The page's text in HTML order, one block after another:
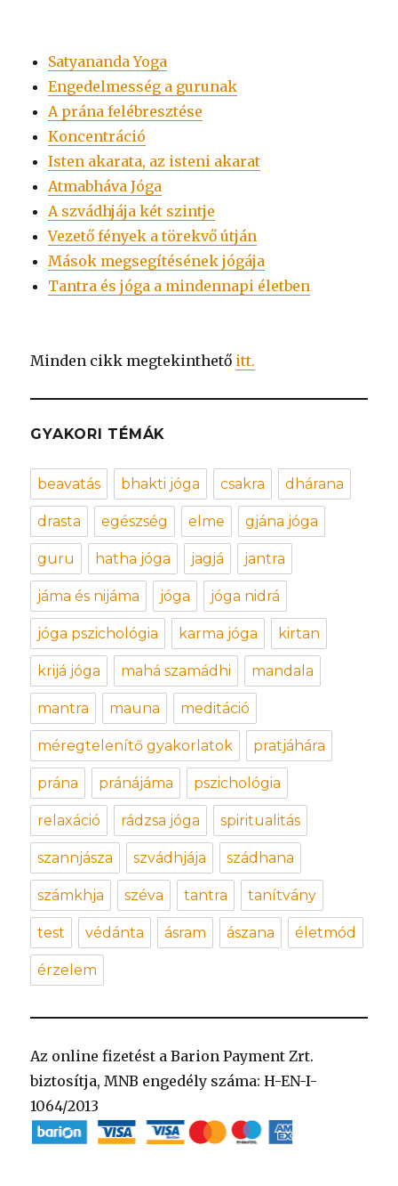
Satyananda Yoga
Engedelmesség a gurunak
A prána felébresztése
Koncentráció
Isten akarata, az isteni akarat
Atmabháva Jóga
A szvádhjája két szintje
Vezető fények a törekvő útján
Mások megsegítésének jógája
Tantra és jóga a mindennapi életben
Minden cikk megtekinthető itt.
GYAKORI TÉMÁK
beavatás bhakti jóga csakra dhárana
drasta egészség elme gjána jóga
guru hatha jóga jagjá jantra
jáma és nijáma jóga jóga nidrá
jóga pszichológia karma jóga kirtan
krijá jóga mahá szamádhi mandala
mantra mauna meditáció
méregtelenítő gyakorlatok pratjáhára
prána pránájáma pszichológia
relaxáció rádzsa jóga spiritualitás
szannjásza szvádhjája szádhana
számkhja széva tantra tanítvány
test védánta ásram ászana életmód
érzelem
Az online fizetést a Barion Payment Zrt.
biztosítja, MNB engedély száma: H-EN-I-
1064/2013